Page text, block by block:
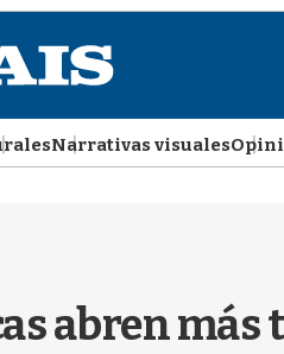
Narrativas visuales
abren más